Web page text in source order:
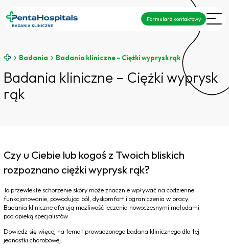
Formularz kontaktowy
Badania Badania kliniczne – Ciężki wyprysk rąk
Badania kliniczne – Ciężki wyprysk
rąk
Czy u Ciebie lub kogoś z Twoich bliskich
rozpoznano ciężki wyprysk rąk?
To przewlekłe schorzenie skóry może znacznie wpływać na codzienne
funkcjonowanie, powodując ból, dyskomfort i ograniczenia w pracy.
Badania kliniczne oferują możliwość leczenia nowoczesnymi metodami
pod opieką specjalistów.
Dowiedz się więcej na temat prowadzonego badana klinicznego dla tej
jednostki chorobowej.